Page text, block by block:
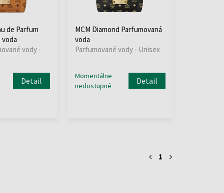
de Parfum
voda
vody -
Detail
MCM Diamond Parfumovaná
voda
Parfumované vody - Unisex
Momentálne
nedostupné
Detail
1